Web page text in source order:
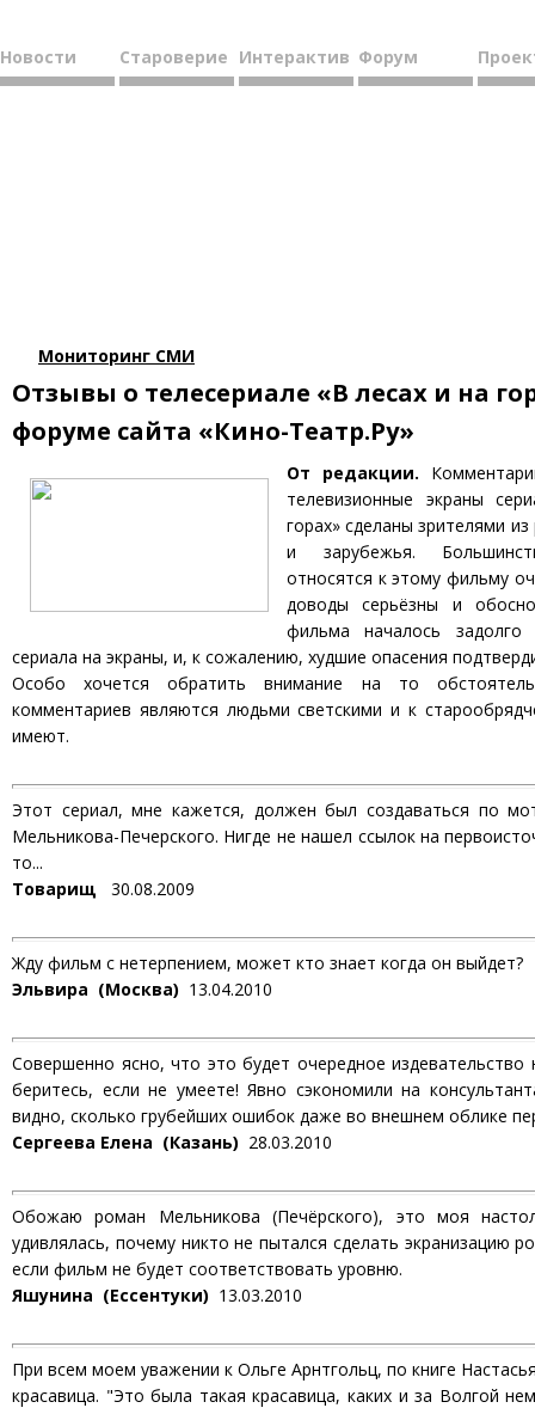
Новости Староверие Интерактив Форум
Мониторинг СМИ
Отзывы о телесериале «В лесах и на
форуме сайта «Кино-Театр.Ру»
От редакции.
телевизионные экраны
горах» сделаны зрителями
и зарубежья.
относятся к этому фильму
доводы серьёзны и
фильма началось
сериала на экраны, и, к сожалению, худшие опасения
Особо хочется обратить внимание на то
комментариев являются людьми светскими и к
имеют.
Этот сериал, мне кажется, должен был создаваться по
Мельникова-Печерского. Нигде не нашел ссылок на
то...
Товарищ 30.08.2009
Жду фильм с нетерпением, может кто знает когда он выйдет?
Эльвира (Москва) 13.04.2010
Совершенно ясно, что это будет очередное издевательство
беритесь, если не умеете! Явно сэкономили на
видно, сколько грубейших ошибок даже во внешнем облике
Сергеева Елена (Казань) 28.03.2010
Обожаю роман Мельникова (Печёрского), это моя
удивлялась, почему никто не пытался сделать экранизацию
если фильм не будет соответствовать уровню.
Яшунина (Ессентуки) 13.03.2010
При всем моем уважении к Ольге Арнтгольц, по книге
красавица. "Это была такая красавица, каких и за Волгой